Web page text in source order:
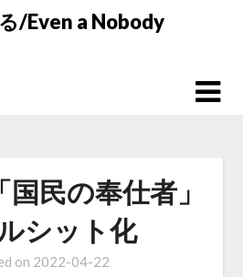
/Even a Nobody
民の奉仕者」
シット化
on 2022-04-22